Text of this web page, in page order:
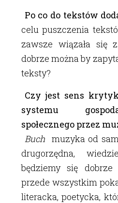
Po co do tekstów
celu puszczenia
zawsze wiązała się
dobrze można by
teksty?
Czy jest sens
systemu
społecznego przez
Buch muzyka od
drugorzędna,
będziemy się dobrze
przede wszystkim
literacka, poetycka,